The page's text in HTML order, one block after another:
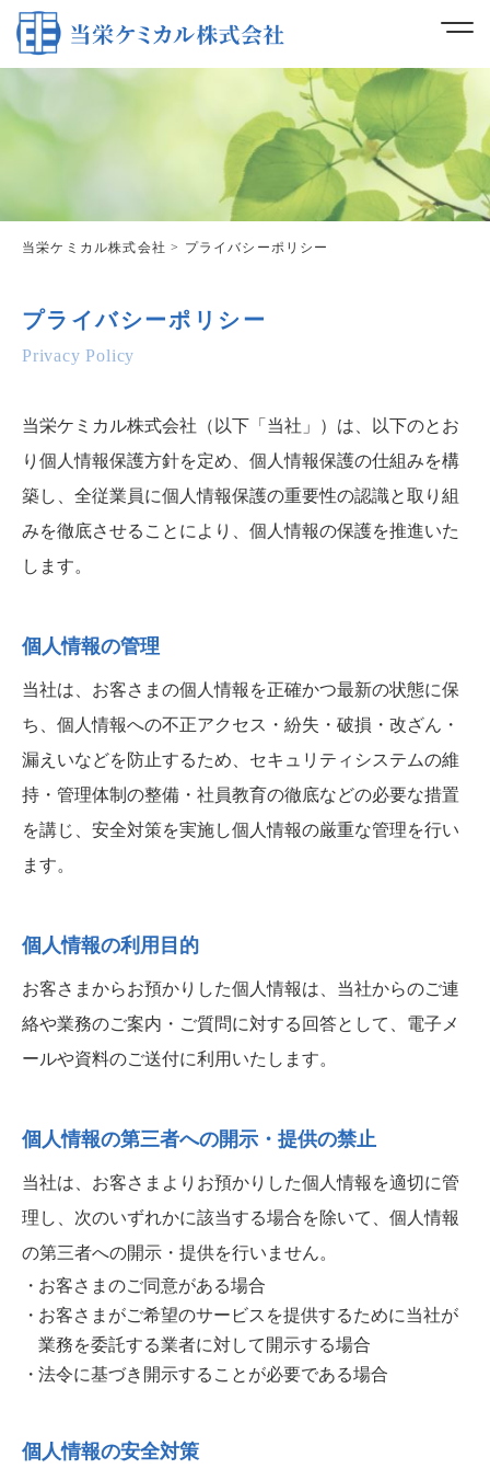
当栄ケミカル株式会社 > プライバシーポリシー
プライバシーポリシー
Privacy Policy
当栄ケミカル株式会社（以下「当社」）は、以下のとお
り個人情報保護方針を定め、個人情報保護の仕組みを構
築し、全従業員に個人情報保護の重要性の認識と取り組
みを徹底させることにより、個人情報の保護を推進いた
します。
個人情報の管理
当社は、お客さまの個人情報を正確かつ最新の状態に保
ち、個人情報への不正アクセス・紛失・破損・改ざん・
漏えいなどを防止するため、セキュリティシステムの維
持・管理体制の整備・社員教育の徹底などの必要な措置
を講じ、安全対策を実施し個人情報の厳重な管理を行い
ます。
個人情報の利用目的
お客さまからお預かりした個人情報は、当社からのご連
絡や業務のご案内・ご質問に対する回答として、電子メ
ールや資料のご送付に利用いたします。
個人情報の第三者への開示・提供の禁止
当社は、お客さまよりお預かりした個人情報を適切に管
理し、次のいずれかに該当する場合を除いて、個人情報
の第三者への開示・提供を行いません。
お客さまのご同意がある場合
お客さまがご希望のサービスを提供するために当社が
業務を委託する業者に対して開示する場合
法令に基づき開示することが必要である場合
個人情報の安全対策